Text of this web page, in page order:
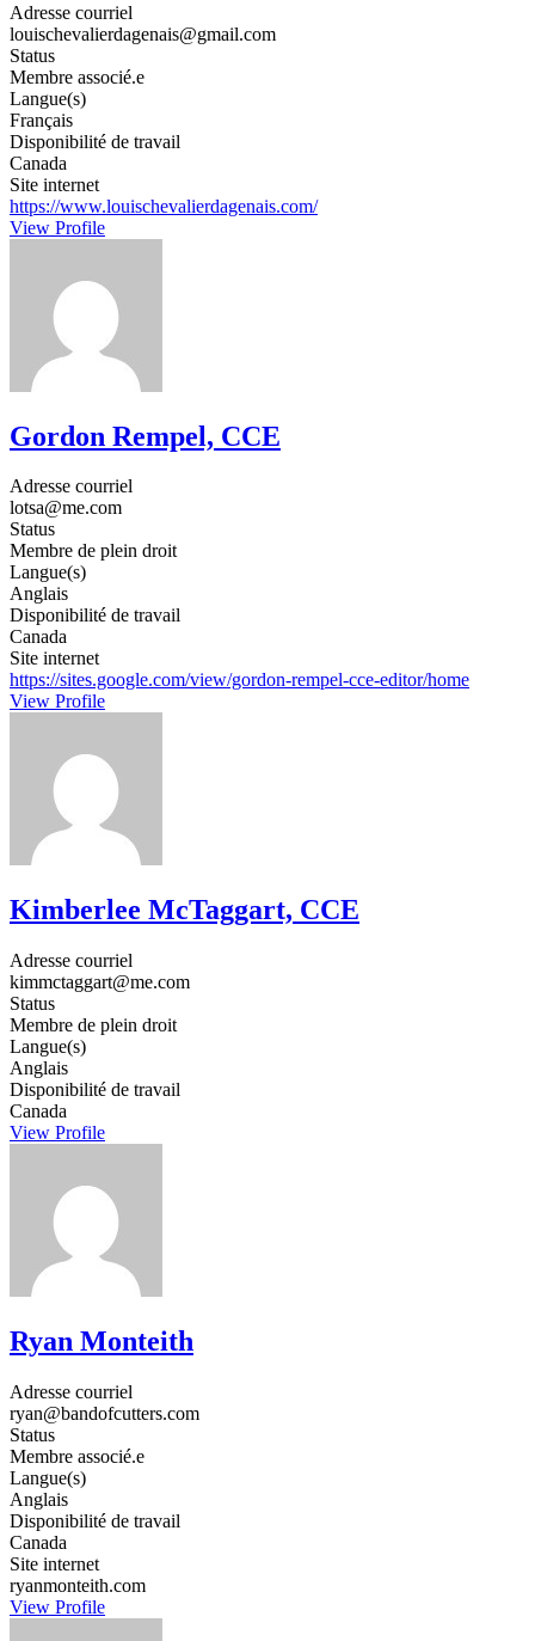
Adresse courriel
louischevalierdagenais@gmail.com
Status
Membre associé.e
Langue(s)
Français
Disponibilité de travail
Canada
Site internet
https://www.louischevalierdagenais.com/
View Profile
Gordon Rempel, CCE
Adresse courriel
lotsa@me.com
Status
Membre de plein droit
Langue(s)
Anglais
Disponibilité de travail
Canada
Site internet
https://sites.google.com/view/gordon-rempel-cce-editor/home
View Profile
Kimberlee McTaggart, CCE
Adresse courriel
kimmctaggart@me.com
Status
Membre de plein droit
Langue(s)
Anglais
Disponibilité de travail
Canada
View Profile
Ryan Monteith
Adresse courriel
ryan@bandofcutters.com
Status
Membre associé.e
Langue(s)
Anglais
Disponibilité de travail
Canada
Site internet
ryanmonteith.com
View Profile